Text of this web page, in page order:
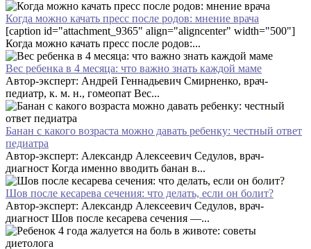
Когда можно качать пресс после родов: мнение врача
[caption id="attachment_9365" align="aligncenter" width="500"]
Когда можно качать пресс после родов:...
Вес ребенка в 4 месяца: что важно знать каждой маме
Автор-эксперт: Андрей Геннадьевич Смирненко, врач-
педиатр, к. м. н., гомеопат Вес...
Банан с какого возраста можно давать ребенку: честный ответ
педиатра
Автор-эксперт: Александр Алексеевич Седулов, врач-
диагност Когда именно вводить банан в...
Шов после кесарева сечения: что делать, если он болит?
Автор-эксперт: Александр Алексеевич Седулов, врач-
диагност Шов после кесарева сечения —...